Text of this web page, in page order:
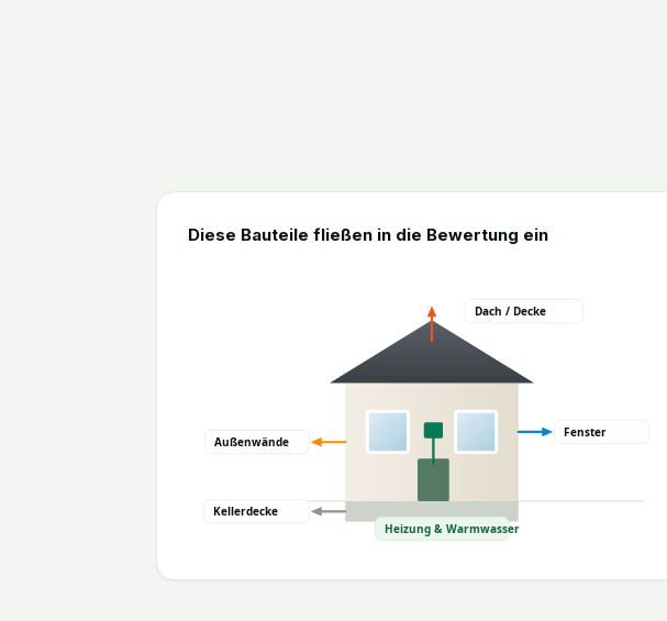
Diese Bauteile fließen in die Bewertung ein
Dach / Decke
Außenwände
Fenster
Heizung & Warmwasser
Kellerdecke